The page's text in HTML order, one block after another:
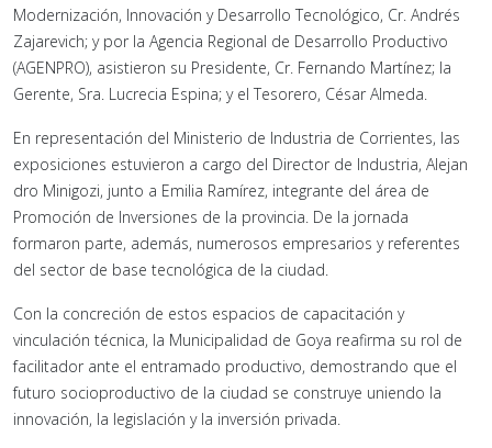
Modernización, Innovación y Desarrollo Tecnológico, Cr. Andrés
Zajarevich; y por la Agencia Regional de Desarrollo Productivo
(AGENPRO), asistieron su Presidente, Cr. Fernando Martínez; la
Gerente, Sra. Lucrecia Espina; y el Tesorero, César Almeda.
En representación del Ministerio de Industria de Corrientes, las
exposiciones estuvieron a cargo del Director de Industria, Alejan
dro Minigozi, junto a Emilia Ramírez, integrante del área de
Promoción de Inversiones de la provincia. De la jornada
formaron parte, además, numerosos empresarios y referentes
del sector de base tecnológica de la ciudad.
Con la concreción de estos espacios de capacitación y
vinculación técnica, la Municipalidad de Goya reafirma su rol de
facilitador ante el entramado productivo, demostrando que el
futuro socioproductivo de la ciudad se construye uniendo la
innovación, la legislación y la inversión privada.